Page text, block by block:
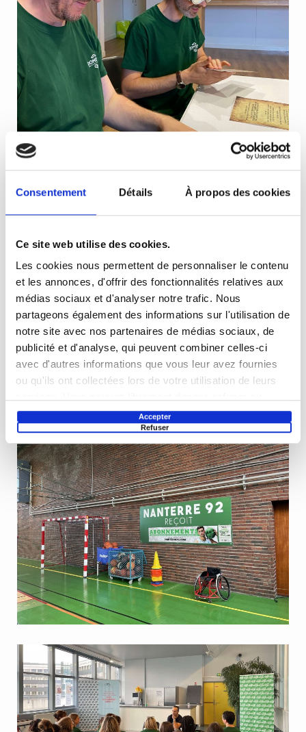
Consentement Détails À propos des cookies
Ce site web utilise des cookies.
Les cookies nous permettent de personnaliser le contenu
et les annonces, d'offrir des fonctionnalités relatives aux
médias sociaux et d'analyser notre trafic. Nous
partageons également des informations sur l'utilisation de
notre site avec nos partenaires de médias sociaux, de
publicité et d'analyse, qui peuvent combiner celles-ci
avec d'autres informations que vous leur avez fournies
ou qu'ils ont collectées lors de votre utilisation de leurs
retirer votre consentement en sélectionnant les finalités
ci-dessous. Vous pouvez à tout moment modifier vos
choix en cliquant sur le lien « Paramétrer les cookies »
en bas de page du site.
Accepter
Refuser